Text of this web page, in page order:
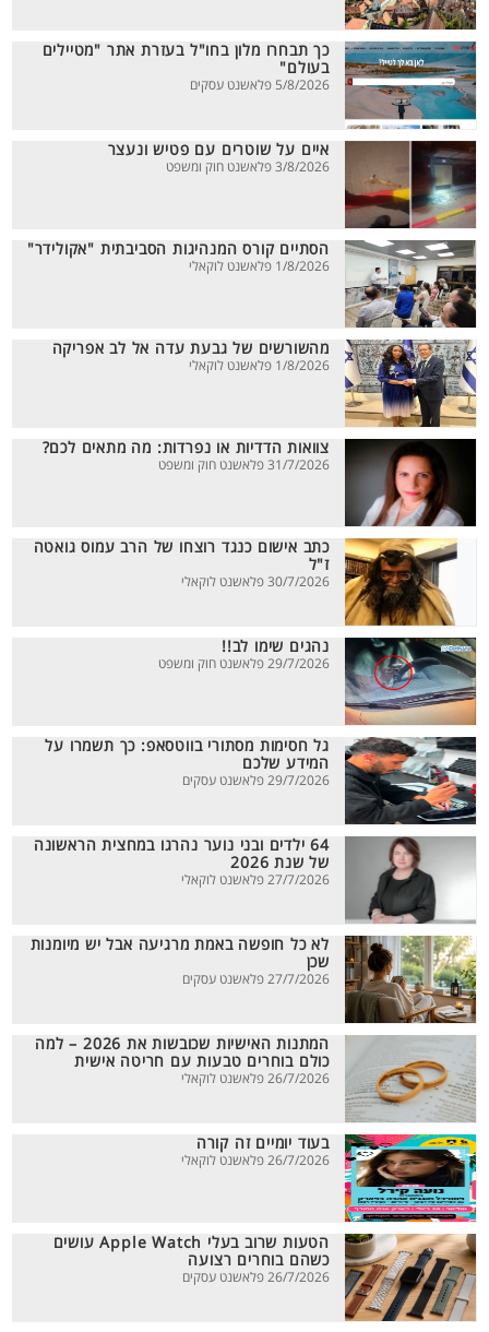
כך תבחרו מלון בחו"ל בעזרת אתר "מטיילים
בעולם"
5/8/2026 פלאשנט עסקים
איים על שוטרים עם פטיש ונעצר
3/8/2026 פלאשנט חוק ומשפט
הסתיים קורס המנהיגות הסביבתית "אקולידר"
1/8/2026 פלאשנט לוקאלי
מהשורשים של גבעת עדה אל לב אפריקה
1/8/2026 פלאשנט לוקאלי
צוואות הדדיות או נפרדות: מה מתאים לכם?
31/7/2026 פלאשנט חוק ומשפט
כתב אישום כנגד רוצחו של הרב עמוס גואטה
ז"ל
30/7/2026 פלאשנט לוקאלי
נהגים שימו לב!!
29/7/2026 פלאשנט חוק ומשפט
גל חסימות מסתורי בווטסאפ: כך תשמרו על
המידע שלכם
29/7/2026 פלאשנט עסקים
64 ילדים ובני נוער נהרגו במחצית הראשונה
של שנת 2026
27/7/2026 פלאשנט לוקאלי
לא כל חופשה באמת מרגיעה אבל יש מיומנות
שכן
27/7/2026 פלאשנט עסקים
המתנות האישיות שכובשות את 2026 – למה
כולם בוחרים טבעות עם חריטה אישית
26/7/2026 פלאשנט לוקאלי
בעוד יומיים זה קורה
26/7/2026 פלאשנט לוקאלי
הטעות שרוב בעלי Apple Watch עושים
כשהם בוחרים רצועה
26/7/2026 פלאשנט עסקים